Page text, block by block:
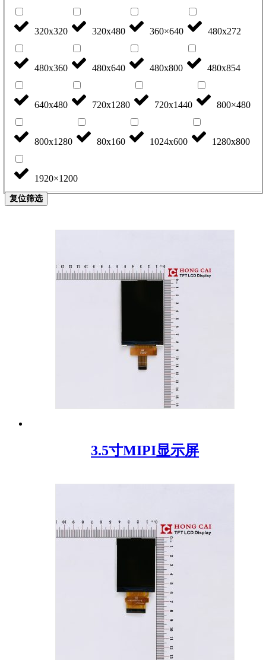
320x320 320x480 360×640 480x272
480x360 480x640 480x800 480x854
640x480 720x1280 720x1440 800×480
800x1280 80x160 1024x600 1280x800
1920×1200
复位筛选
3.5寸MIPI显示屏